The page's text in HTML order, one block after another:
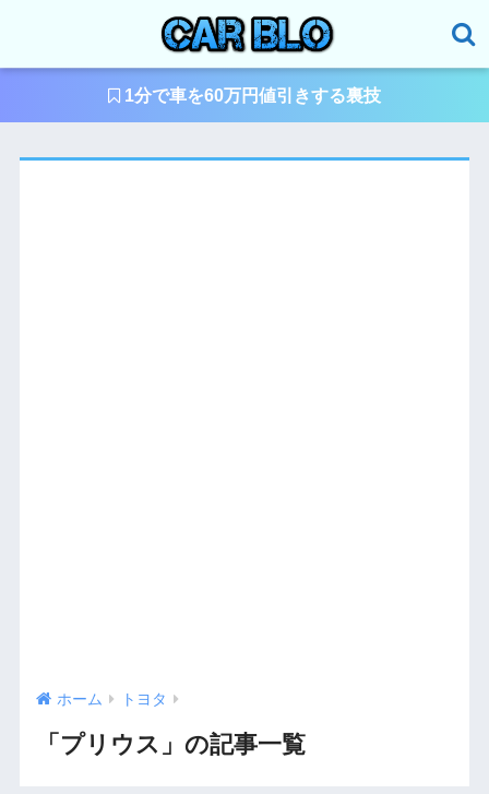
1分で車を60万円値引きする裏技
ホーム トヨタ
「プリウス」の記事一覧